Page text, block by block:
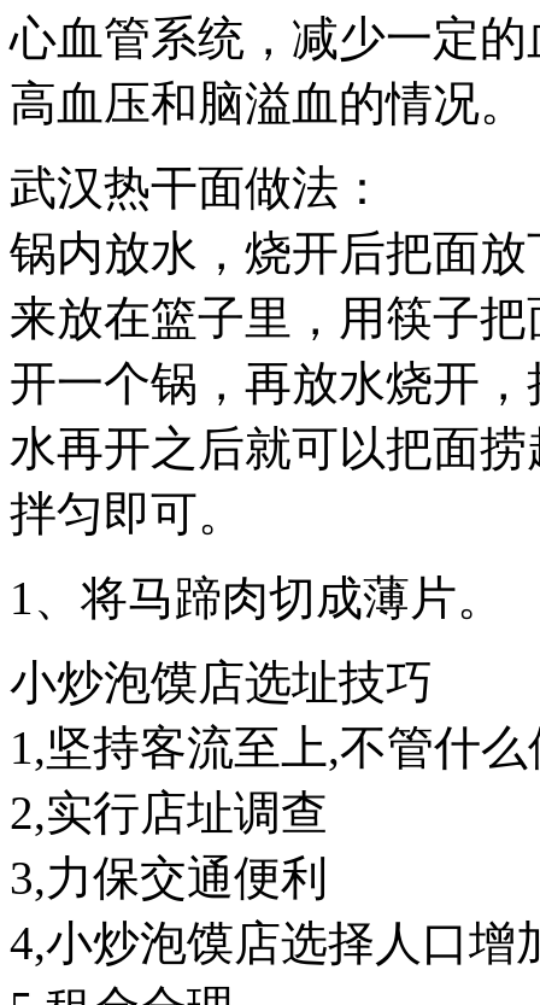
心血管系统，减少一定
高血压和脑溢血的情况。
武汉热干面做法：
锅内放水，烧开后把面
来放在篮子里，用筷子
开一个锅，再放水烧开
水再开之后就可以把面
拌匀即可。
1、将马蹄肉切成薄片。
小炒泡馍店选址技巧
1,坚持客流至上,不管什
2,实行店址调查
3,力保交通便利
4,小炒泡馍店选择人口增